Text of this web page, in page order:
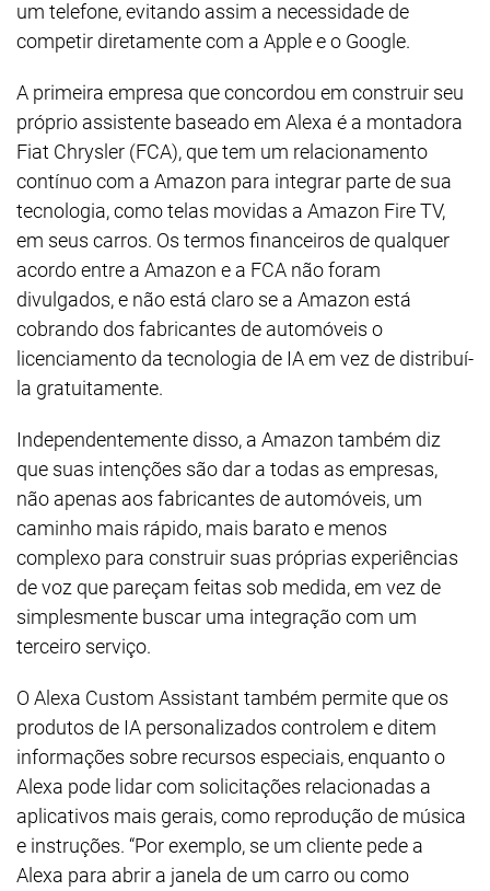
um telefone, evitando assim a necessidade de
competir diretamente com a Apple e o Google.
A primeira empresa que concordou em construir seu
próprio assistente baseado em Alexa é a montadora
Fiat Chrysler (FCA), que tem um relacionamento
contínuo com a Amazon para integrar parte de sua
tecnologia, como telas movidas a Amazon Fire TV,
em seus carros. Os termos financeiros de qualquer
acordo entre a Amazon e a FCA não foram
divulgados, e não está claro se a Amazon está
cobrando dos fabricantes de automóveis o
licenciamento da tecnologia de IA em vez de distribuí-
la gratuitamente.
Independentemente disso, a Amazon também diz
que suas intenções são dar a todas as empresas,
não apenas aos fabricantes de automóveis, um
caminho mais rápido, mais barato e menos
complexo para construir suas próprias experiências
de voz que pareçam feitas sob medida, em vez de
simplesmente buscar uma integração com um
terceiro serviço.
O Alexa Custom Assistant também permite que os
produtos de IA personalizados controlem e ditem
informações sobre recursos especiais, enquanto o
Alexa pode lidar com solicitações relacionadas a
aplicativos mais gerais, como reprodução de música
e instruções. “Por exemplo, se um cliente pede a
Alexa para abrir a janela de um carro ou como